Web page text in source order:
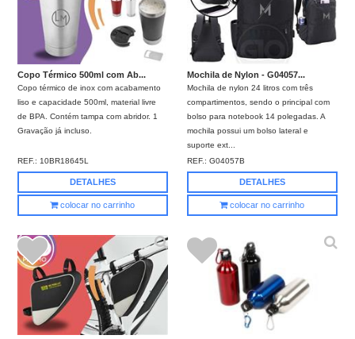
Copo Térmico 500ml com Ab...
Copo térmico de inox com acabamento
liso e capacidade 500ml, material livre
de BPA. Contém tampa com abridor. 1
Gravação já incluso.
REF.: 10BR18645L
DETALHES
colocar no carrinho
Mochila de Nylon - G04057...
Mochila de nylon 24 litros com três
compartimentos, sendo o principal com
bolso para notebook 14 polegadas. A
mochila possui um bolso lateral e
suporte ext...
REF.:G04057B
DETALHES
colocar no carrinho